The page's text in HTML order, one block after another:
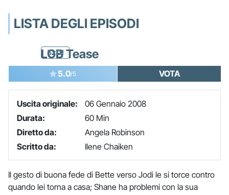
LISTA DEGLI EPISODI
5x01
LGB Tease
5.0/5 VOTA
Uscita originale:
06 Gennaio 2008
Durata:
60 Min
Diretto da:
Angela Robinson
Scritto da:
Ilene Chaiken
Il gesto di buona fede di Bette verso Jodi le si torce contro
quando lei torna a casa; Shane ha problemi con la sua